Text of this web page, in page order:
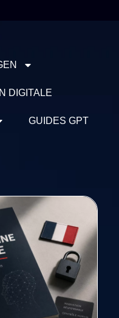
DIGITALE
GUIDES GPT